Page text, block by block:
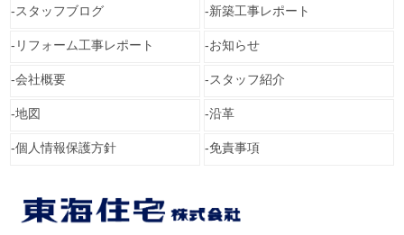
スタッフブログ 新築工事レポート
リフォーム工事レポート お知らせ
会社概要 スタッフ紹介
地図 沿革
個人情報保護方針 免責事項